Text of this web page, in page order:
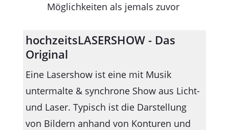
Möglichkeiten als jemals zuvor
hochzeitsLASERSHOW - Das
Original
Eine Lasershow ist eine mit Musik
untermalte & synchrone Show aus Licht-
und Laser. Typisch ist die Darstellung
von Bildern anhand von Konturen und